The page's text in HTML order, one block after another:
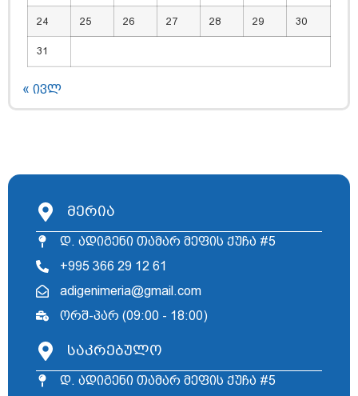
24 25 26 27 28 29 30
31
« ივლ
მერია
დ. ადიგენი თამარ მეფის ქუჩა #5
+995 366 29 12 61
adigenimeria@gmail.com
ორშ-პარ (09:00 - 18:00)
საკრებულო
დ. ადიგენი თამარ მეფის ქუჩა #5